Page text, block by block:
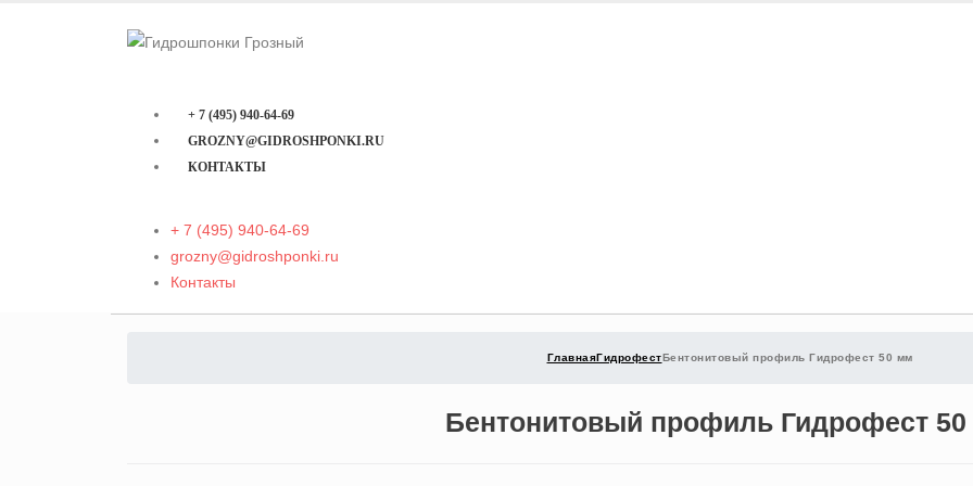
+ 7 (495) 940-64-69
GROZNY@GIDROSHPONKI.RU
КОНТАКТЫ
+ 7 (495) 940-64-69
grozny@gidroshponki.ru
Контакты
ГлавнаяГидрофестБентонитовый профиль Гидрофест 50 мм
Бентонитовый профиль Гидрофест